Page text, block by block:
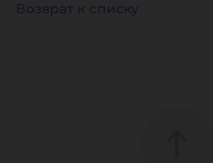
Возврат к списку